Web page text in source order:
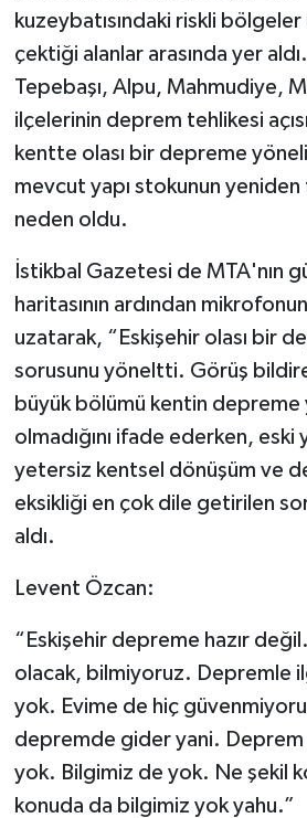
kuzeybatısındaki riskli
çektiği alanlar arasında yer
Tepebaşı, Alpu, Mahmudiye,
ilçelerinin deprem tehlikesi
kentte olası bir depreme
mevcut yapı stokunun yeniden
neden oldu.
İstikbal Gazetesi de MTA'nın
haritasının ardından
uzatarak, “Eskişehir olası bir
sorusunu yöneltti. Görüş
büyük bölümü kentin depreme
olmadığını ifade ederken, eski
yetersiz kentsel dönüşüm ve
eksikliği en çok dile getirilen
aldı.
Levent Özcan:
“Eskişehir depreme hazır değil.
olacak, bilmiyoruz. Depremle
yok. Evime de hiç
depremde gider yani. Deprem
yok. Bilgimiz de yok. Ne şekil
konuda da bilgimiz yok yahu.”